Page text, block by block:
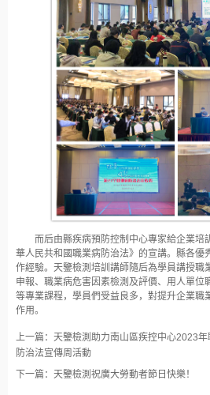
而后由縣疾病預防控制中心專家給企業培
華人民共和國職業病防治法》的宣講。縣各優
作經驗。天鑒檢測培訓講師隨后為學員講授職
申報、職業病危害因素檢測及評價、用人單位
等專業課程，學員們受益良多，對提升企業職
作用。
上一篇：天鑒檢測助力南山區疾控中心2023
防治法宣傳周活動
下一篇：天鑒檢測祝廣大勞動者節日快樂！